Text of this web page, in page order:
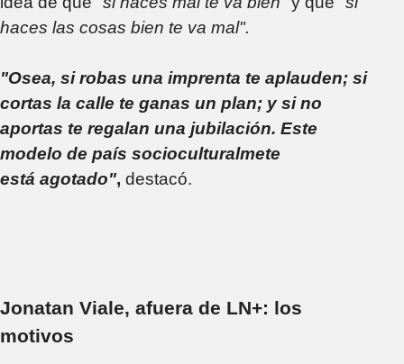
haces las cosas bien te va mal".
"Osea, si robas una imprenta te aplauden; si
cortas la calle te ganas un plan; y si no
aportas te regalan una jubilación. Este
modelo de país socioculturalmete
está agotado", destacó.
Jonatan Viale, afuera de LN+: los
motivos